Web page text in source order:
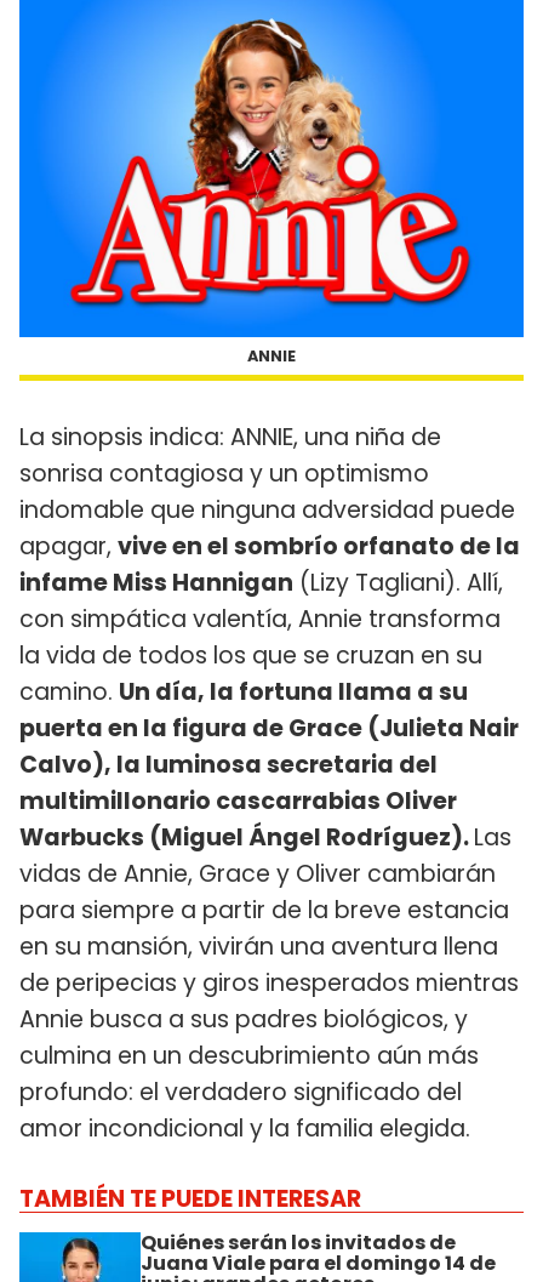
ANNIE
La sinopsis indica: ANNIE, una niña de
sonrisa contagiosa y un optimismo
indomable que ninguna adversidad puede
apagar, vive en el sombrío orfanato de la
infame Miss Hannigan (Lizy Tagliani). Allí,
con simpática valentía, Annie transforma
la vida de todos los que se cruzan en su
camino. Un día, la fortuna llama a su
puerta en la figura de Grace (Julieta Nair
Calvo), la luminosa secretaria del
multimillonario cascarrabias Oliver
Warbucks (Miguel Ángel Rodríguez).Las
vidas de Annie, Grace y Oliver cambiarán
para siempre a partir de la breve estancia
en su mansión, vivirán una aventura llena
de peripecias y giros inesperados mientras
Annie busca a sus padres biológicos, y
culmina en un descubrimiento aún más
profundo: el verdadero significado del
amor incondicional y la familia elegida.
TAMBIÉN TE PUEDE INTERESAR
Quiénes serán los invitados de
Juana Viale para el domingo 14 de